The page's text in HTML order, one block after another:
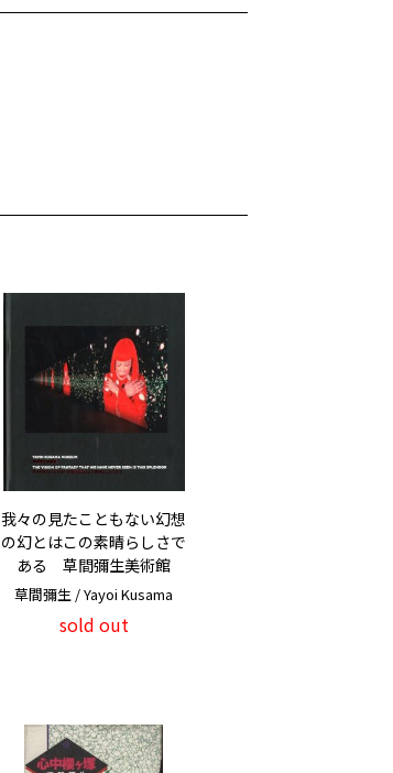
我々の見たこともない幻想
の幻とはこの素晴らしさで
ある 草間彌生美術館
草間彌生 / Yayoi Kusama
sold out